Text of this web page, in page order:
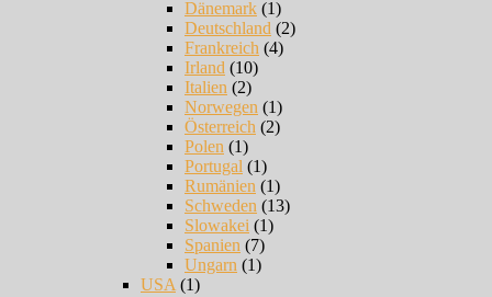
Dänemark (1)
Deutschland (2)
Frankreich (4)
Irland (10)
Italien (2)
Norwegen (1)
Österreich (2)
Polen (1)
Portugal (1)
Rumänien (1)
Schweden (13)
Slowakei (1)
Spanien (7)
Ungarn (1)
USA (1)